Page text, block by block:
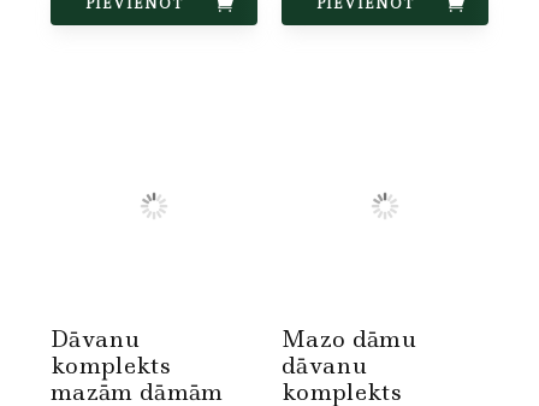
Dāvanu
komplekts
mazām dāmām
Mazo dāmu
dāvanu
komplekts